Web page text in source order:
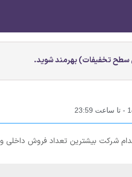
سطح تخفیفات) بهرمند شوید.
شرکت بیشترین تعداد فروش داخلی و